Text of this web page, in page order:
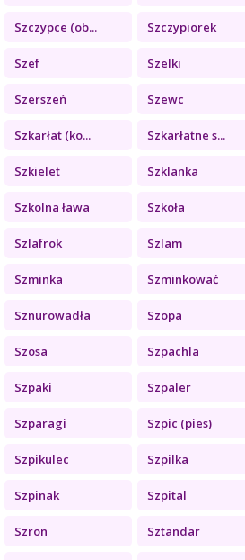
Szczypce (ob... Szczypiorek
Szef Szelki
Szerszeń Szewc
Szkarłat (ko... Szkarłatne s...
Szkielet Szklanka
Szkolna ława Szkoła
Szlafrok Szlam
Szminka Szminkować
Sznurowadła Szopa
Szosa Szpachla
Szpaki Szpaler
Szparagi Szpic (pies)
Szpikulec Szpilka
Szpinak Szpital
Szron Sztandar